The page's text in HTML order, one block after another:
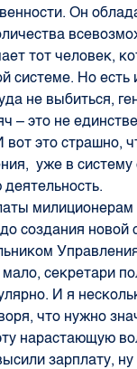
Он
тот человек,
системе. Но есть
не выбиться,
– это не
вот это страшно,
уже в
создания новой
секретари
И я
что нужно
нарастающую
зарплату,